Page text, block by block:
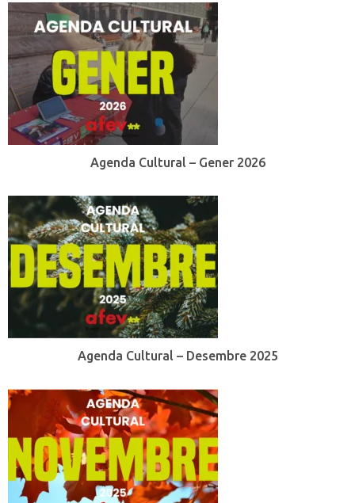
Agenda Cultural – Gener 2026
Agenda Cultural – Desembre 2025